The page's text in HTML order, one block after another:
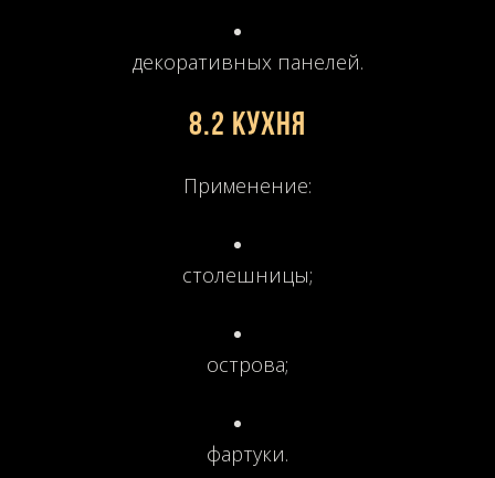
декоративных панелей.
8.2 Кухня
Применение:
столешницы;
острова;
фартуки.